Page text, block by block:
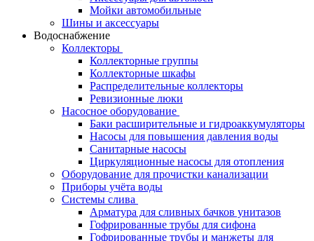
Мойки автомобильные
Шины и аксессуары
Водоснабжение
Коллекторы
Коллекторные группы
Коллекторные шкафы
Распределительные коллекторы
Ревизионные люки
Насосное оборудование
Баки расширительные и гидроаккумуляторы
Насосы для повышения давления воды
Санитарные насосы
Циркуляционные насосы для отопления
Оборудование для прочистки канализации
Приборы учёта воды
Системы слива
Арматура для сливных бачков унитазов
Гофрированные трубы для сифона
Гофрированные трубы и манжеты для